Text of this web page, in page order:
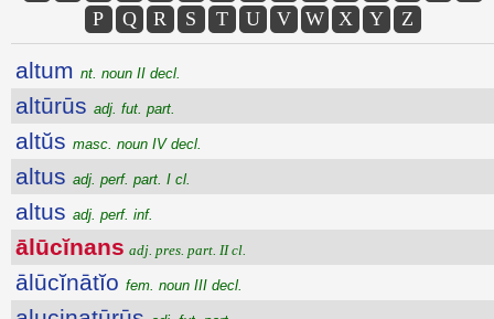
P
Q R S T U V W X Y Z
altum nt. noun II decl.
altūrūs adj. fut. part.
altŭs masc. noun IV decl.
altus adj. perf. part. I cl.
altus adj. perf. inf.
ālūcĭnans adj. pres. part. II cl.
ālūcĭnātĭo fem. noun III decl.